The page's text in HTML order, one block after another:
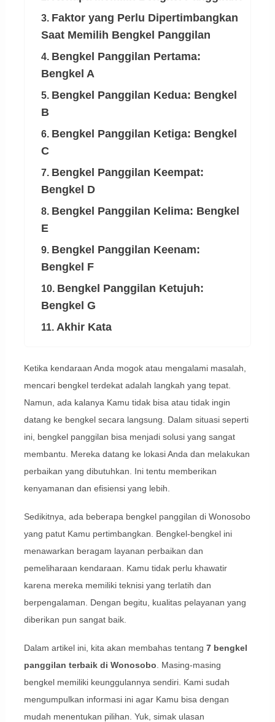
3. Faktor yang Perlu Dipertimbangkan
Saat Memilih Bengkel Panggilan
4. Bengkel Panggilan Pertama:
Bengkel A
5. Bengkel Panggilan Kedua: Bengkel
B
6. Bengkel Panggilan Ketiga: Bengkel
C
7. Bengkel Panggilan Keempat:
Bengkel D
8. Bengkel Panggilan Kelima: Bengkel
E
9. Bengkel Panggilan Keenam:
Bengkel F
10. Bengkel Panggilan Ketujuh:
Bengkel G
11. Akhir Kata
Ketika kendaraan Anda mogok atau mengalami masalah,
mencari bengkel terdekat adalah langkah yang tepat.
Namun, ada kalanya Kamu tidak bisa atau tidak ingin
datang ke bengkel secara langsung. Dalam situasi seperti
ini, bengkel panggilan bisa menjadi solusi yang sangat
membantu. Mereka datang ke lokasi Anda dan melakukan
perbaikan yang dibutuhkan. Ini tentu memberikan
kenyamanan dan efisiensi yang lebih.
Sedikitnya, ada beberapa bengkel panggilan di Wonosobo
yang patut Kamu pertimbangkan. Bengkel-bengkel ini
menawarkan beragam layanan perbaikan dan
pemeliharaan kendaraan. Kamu tidak perlu khawatir
karena mereka memiliki teknisi yang terlatih dan
berpengalaman. Dengan begitu, kualitas pelayanan yang
diberikan pun sangat baik.
Dalam artikel ini, kita akan membahas tentang 7 bengkel
panggilan terbaik di Wonosobo . Masing-masing
bengkel memiliki keunggulannya sendiri. Kami sudah
mengumpulkan informasi ini agar Kamu bisa dengan
mudah menentukan pilihan. Yuk, simak ulasan